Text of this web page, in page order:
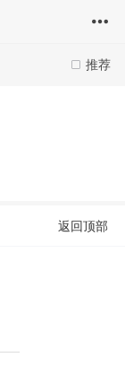
推荐
返回顶部